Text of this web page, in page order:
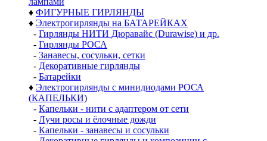
♦ ФИГУРНЫЕ ГИРЛЯНДЫ
♦ Электрогирлянды на БАТАРЕЙКАХ
- Гирлянды НИТИ Дюравайс (Durawise) и др.
- Гирлянды РОСА
- Занавесы, сосульки, сетки
- Декоративные гирлянды
- Батарейки
♦ Электрогирлянды с минидиодами РОСА
(КАПЕЛЬКИ)
- Капельки - нити с адаптером от сети
- Лучи росы и ёлочные дожди
- Капельки - занавесы и сосульки